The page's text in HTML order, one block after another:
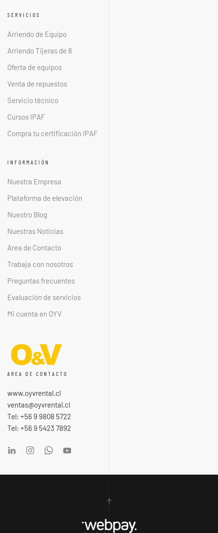
SERVICIOS
Arriendo de Equipo
Arriendo Tijeras de 8
Oferta de equipos
Venta de repuestos
Servicio técnico
Cursos IPAF
Compra tu certificación IPAF
INFORMACIÓN
Nuestra Empresa
Plataforma de elevación
Nuestro Blog
Nuestras Noticias
Area de Contacto
Trabaja con nosotros
Preguntas frecuentes
Evaluación de servicios
Mi cuenta en OYV
AREA DE CONTACTO
www.oyvrental.cl
ventas@oyvrental.cl
Tel: +56 9 9808 5722
Tel: +56 9 5423 7892